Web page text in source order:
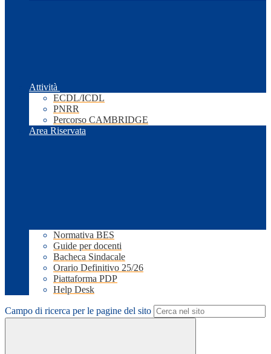
Attività
ECDL/ICDL
PNRR
Percorso CAMBRIDGE
Area Riservata
Normativa BES
Guide per docenti
Bacheca Sindacale
Orario Definitivo 25/26
Piattaforma PDP
Help Desk
Campo di ricerca per le pagine del sito